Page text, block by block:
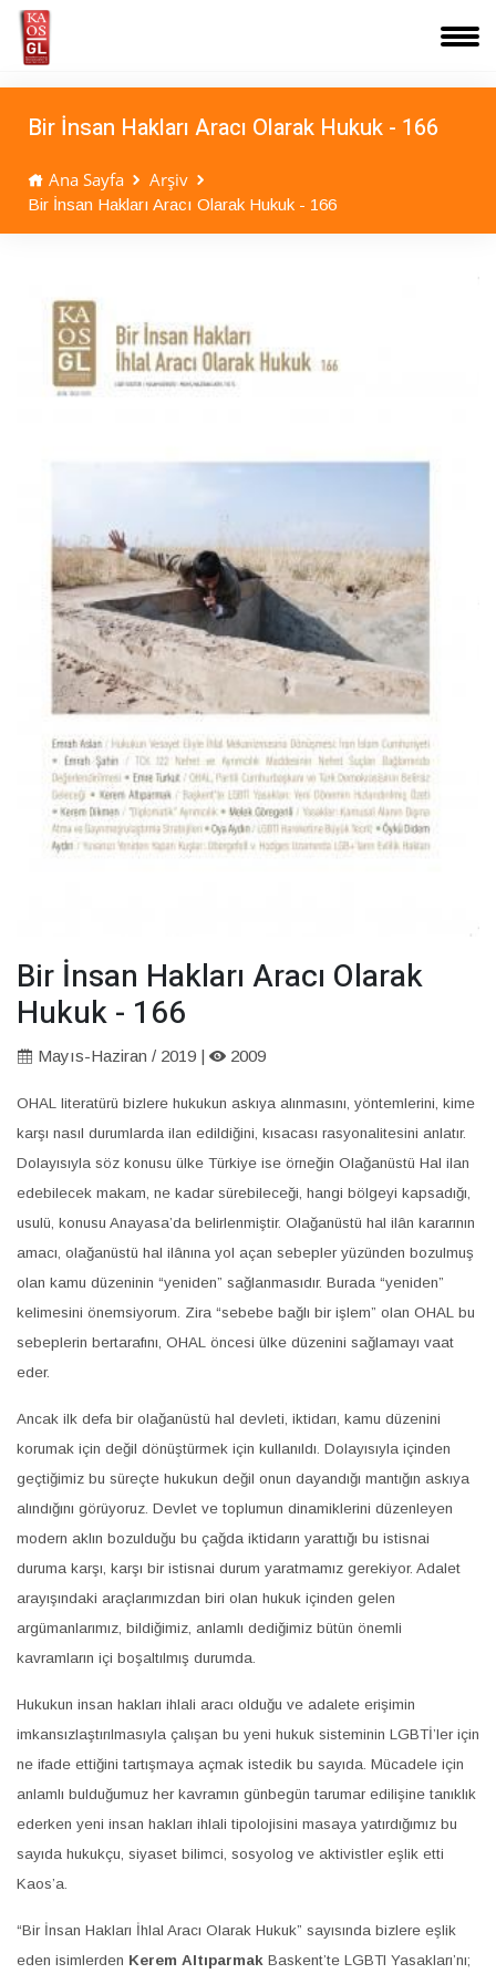
Bir İnsan Hakları Aracı Olarak Hukuk - 166
Ana Sayfa Arşiv
Bir İnsan Hakları Aracı Olarak Hukuk - 166
Bir İnsan Hakları Aracı Olarak
Hukuk - 166
Mayıs-Haziran / 2019 | 2009
OHAL literatürü bizlere hukukun askıya alınmasını, yöntemlerini, kime
karşı nasıl durumlarda ilan edildiğini, kısacası rasyonalitesini anlatır.
Dolayısıyla söz konusu ülke Türkiye ise örneğin Olağanüstü Hal ilan
edebilecek makam, ne kadar sürebileceği, hangi bölgeyi kapsadığı,
usulü, konusu Anayasa’da belirlenmiştir. Olağanüstü hal ilân kararının
amacı, olağanüstü hal ilânına yol açan sebepler yüzünden bozulmuş
olan kamu düzeninin “yeniden” sağlanmasıdır. Burada “yeniden”
kelimesini önemsiyorum. Zira “sebebe bağlı bir işlem” olan OHAL bu
sebeplerin bertarafını, OHAL öncesi ülke düzenini sağlamayı vaat
eder.
Ancak ilk defa bir olağanüstü hal devleti, iktidarı, kamu düzenini
korumak için değil dönüştürmek için kullanıldı. Dolayısıyla içinden
geçtiğimiz bu süreçte hukukun değil onun dayandığı mantığın askıya
alındığını görüyoruz. Devlet ve toplumun dinamiklerini düzenleyen
modern aklın bozulduğu bu çağda iktidarın yarattığı bu istisnai
duruma karşı, karşı bir istisnai durum yaratmamız gerekiyor. Adalet
arayışındaki araçlarımızdan biri olan hukuk içinden gelen
argümanlarımız, bildiğimiz, anlamlı dediğimiz bütün önemli
kavramların içi boşaltılmış durumda.
Hukukun insan hakları ihlali aracı olduğu ve adalete erişimin
imkansızlaştırılmasıyla çalışan bu yeni hukuk sisteminin LGBTİ’ler için
ne ifade ettiğini tartışmaya açmak istedik bu sayıda. Mücadele için
anlamlı bulduğumuz her kavramın günbegün tarumar edilişine tanıklık
ederken yeni insan hakları ihlali tipolojisini masaya yatırdığımız bu
sayıda hukukçu, siyaset bilimci, sosyolog ve aktivistler eşlik etti
Kaos’a.
“Bir İnsan Hakları İhlal Aracı Olarak Hukuk” sayısında bizlere eşlik
eden isimlerden Kerem Altıparmak Baskent’te LGBTI Yasakları’nı;